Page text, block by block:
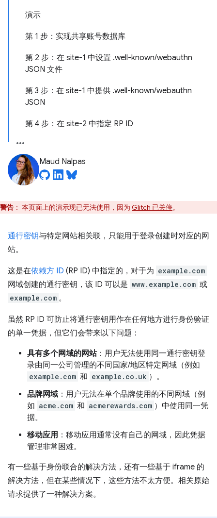
演示
第 1 步：实现共享账号数据库
第 2 步：在 site-1 中设置 .well-known/webauthn
JSON 文件
第 3 步：在 site-1 中提供 .well-known/webauthn
JSON
第 4 步：在 site-2 中指定 RP ID
Maud Nalpas
警告 ： 本页面上的演示现已无法使用，因为 Glitch 已关停。
通行密钥与特定网站相关联，只能用于登录创建时对应的网
站。
这是在依赖方 ID (RP ID) 中指定的，对于为 example.com
网域创建的通行密钥，该 ID 可以是 www.example.com 或
example.com 。
虽然 RP ID 可防止将通行密钥用作在任何地方进行身份验证
的单一凭据，但它们会带来以下问题：
具有多个网域的网站：用户无法使用同一通行密钥登
录由同一公司管理的不同国家/地区特定网域（例如
example.com 和 example.co.uk ）。
品牌网域 ：用户无法在单个品牌使用的不同网域（例
如 acme.com 和 acmerewards.com ）中使用同一凭
据。
移动应用 ：移动应用通常没有自己的网域，因此凭据
管理非常困难。
有一些基于身份联合的解决方法，还有一些基于 iframe 的
解决方法，但在某些情况下，这些方法不太方便。相关原始
请求提供了一种解决方案。